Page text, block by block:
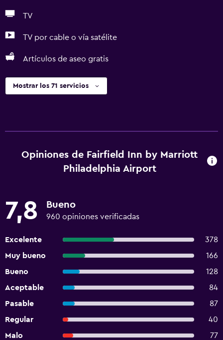
TV
TV por cable o vía satélite
Artículos de aseo gratis
Mostrar los 71 servicios
Opiniones de Fairfield Inn by Marriott
Philadelphia Airport
7,8 Bueno
960 opiniones verificadas
Excelente
378
Muy bueno
166
Bueno
128
Aceptable
84
Pasable
87
Regular
40
Malo
77